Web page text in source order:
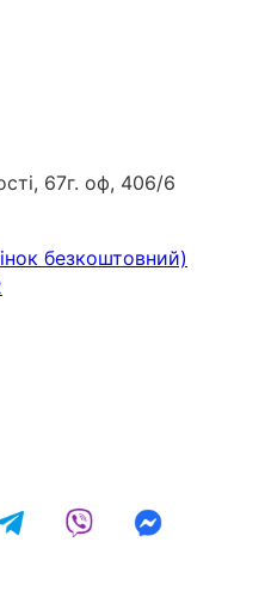
67г. оф, 406/6
безкоштовний)